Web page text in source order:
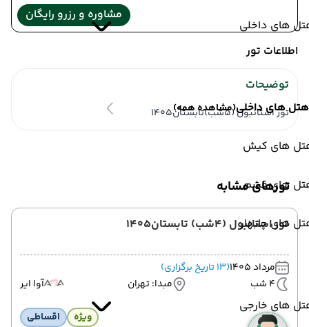
های داخلی
هتل های داخلی(مشاهده همه)
های کیش
های قشم
های چابهار
های خارجی
مشاوره و رزرو رایگان
اطلاعات تور
توضیحات
تور استانبول (5شب)تابستان1405
تورهای مشابه
تور استانبول (4شب) تابستان1405
مرداد 1405
(13 تاریخ برگزاری)
4 شب
مبدا: تهران آوا ایر
ویژه اقساطی